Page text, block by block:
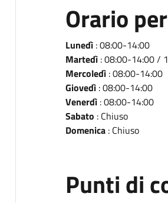
Orario
Lunedì: 08:00-14:00
Martedì: 08:00-14:00 /
Mercoledì: 08:00-14:00
Giovedì: 08:00-14:00
Venerdì: 08:00-14:00
Sabato : Chiuso
Domenica: Chiuso
Punti di